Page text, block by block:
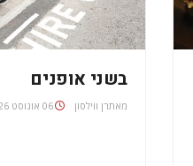
בשני אופנים
מאת 06 אוגוסט 2026